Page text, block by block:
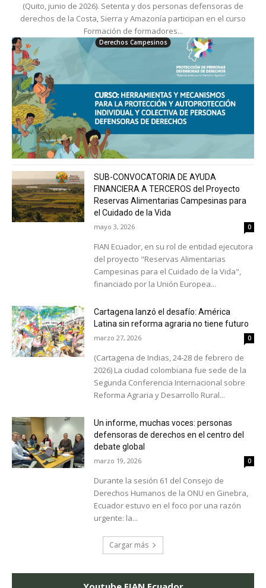
Derechos Campesinos
(Quito, junio de 2026). Setenta y dos personas defensoras de
derechos de la Costa, Sierra y Amazonía participan en el curso
Formación de formadores...
SUB-CONVOCATORIA DE AYUDA
FINANCIERA A TERCEROS del Proyecto
Reservas Alimentarias Campesinas para
el Cuidado de la Vida
mayo 3, 2026 0
FIAN Ecuador, en su rol de entidad ejecutora
del proyecto "Reservas Alimentarias
Campesinas para el Cuidado de la Vida",
financiado por la Unión Europea...
Cartagena lanzó el desafío: América
Latina sin reforma agraria no tiene futuro
marzo 27, 2026 0
(Cartagena de Indias, 24-28 de febrero de
2026) La ciudad colombiana fue sede de la
Segunda Conferencia Internacional sobre
Reforma Agraria y Desarrollo Rural...
Un informe, muchas voces: personas
defensoras de derechos en el centro del
debate global
marzo 19, 2026 0
Durante la sesión 61 del Consejo de
Derechos Humanos de la ONU en Ginebra,
Ecuador estuvo en el foco por una razón
urgente: la...
Cargar más